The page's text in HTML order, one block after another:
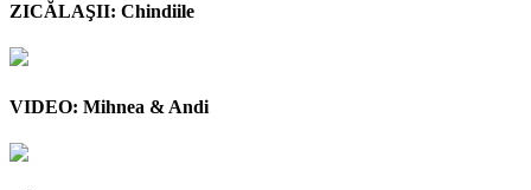
ZICĂLAŞII: Chindiile
VIDEO: Mihnea & Andi